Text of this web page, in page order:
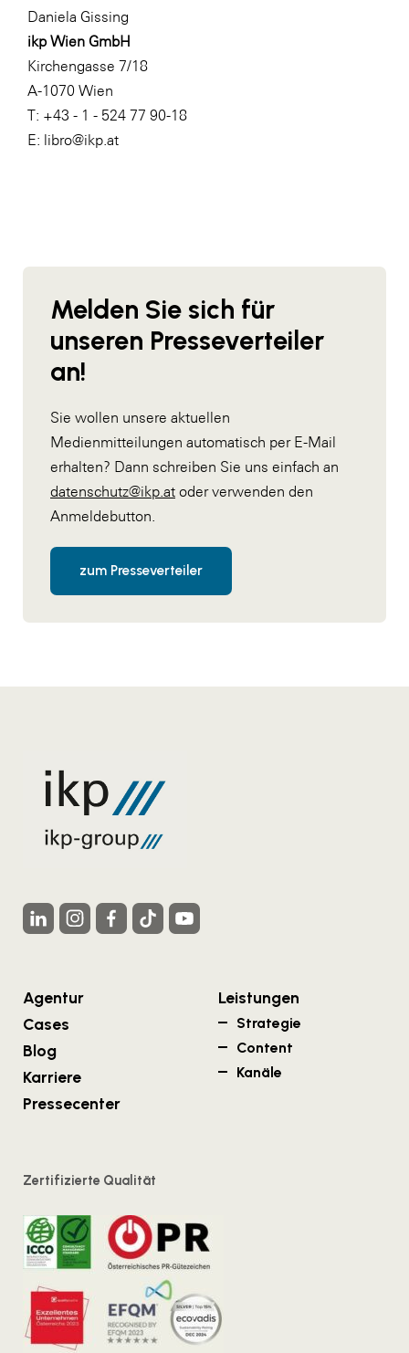
WKS Fachgruppe Finanzdienstleister
WK UBIT
Zühlke
Media
Daniela Gissing
ikp Wien GmbH
Kirchengasse 7/18
A-1070 Wien
T: +43 - 1 - 524 77 90-18
E: libro@ikp.at
Melden Sie sich für
unseren Presseverteiler
an!
Sie wollen unsere aktuellen
Medienmitteilungen automatisch per E-Mail
erhalten? Dann schreiben Sie uns einfach an
datenschutz@ikp.at oder verwenden den
Anmeldebutton.
zum Presseverteiler
Agentur
Cases
Blog
Karriere
Pressecenter
Leistungen
Strategie
Content
Kanäle
Zertifizierte Qualität